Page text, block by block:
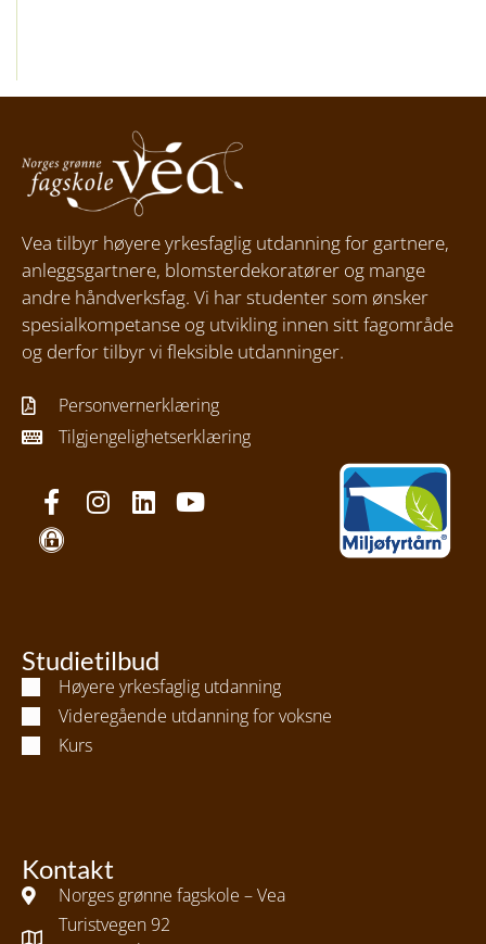
Vea tilbyr høyere yrkesfaglig utdanning for gartnere,
anleggsgartnere, blomsterdekoratører og mange
andre håndverksfag. Vi har studenter som ønsker
spesialkompetanse og utvikling innen sitt fagområde
og derfor tilbyr vi fleksible utdanninger.
Personvernerklæring
Tilgjengelighetserklæring
Studietilbud
Høyere yrkesfaglig utdanning
Videregående utdanning for voksne
Kurs
Kontakt
Norges grønne fagskole – Vea
Turistvegen 92